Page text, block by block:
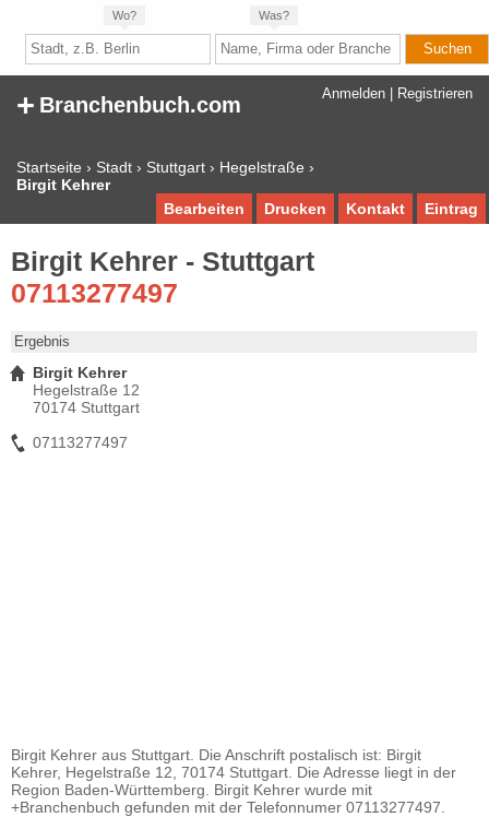
Wo? Was?
Anmelden Registrieren
+ Branchenbuch.com
Startseite › Stadt › Stuttgart › Hegelstraße ›
Birgit Kehrer
Eintrag
Kontakt
Drucken
Bearbeiten
Birgit Kehrer - Stuttgart
07113277497
Ergebnis
Birgit Kehrer
Hegelstraße 12
70174 Stuttgart
07113277497
Birgit Kehrer aus Stuttgart. Die Anschrift postalisch ist: Birgit
Kehrer, Hegelstraße 12, 70174 Stuttgart. Die Adresse liegt in der
Region Baden-Württemberg. Birgit Kehrer wurde mit
+Branchenbuch gefunden mit der Telefonnumer 07113277497.